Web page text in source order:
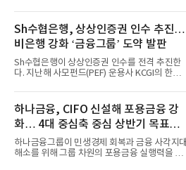
Sh수협은행, 상상인증권 인수 추진…
비은행 강화 ‘금융그룹’ 도약 발판
Sh수협은행이 상상인증권 인수를 전격 추진한
다. 지난해 사모펀드(PEF) 운용사 KCGI의 한양
하나금융, CIFO 신설해 포용금융 강
화… 4대 중심축 중심 상반기 목표
60% 달성
하나금융그룹이 민생경제 회복과 금융 사각지대
해소를 위해 그룹 차원의 포용금융 실행력을 대